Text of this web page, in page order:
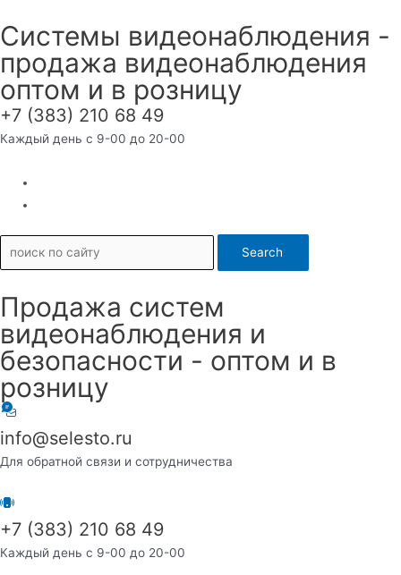
к
содержимому
Системы видеонаблюдения -
продажа видеонаблюдения
оптом и в розницу
+7 (383) 210 68 49
Каждый день с 9-00 до 20-00
Search
Продажа систем
видеонаблюдения и
безопасности - оптом и в
розницу
info@selesto.ru
Для обратной связи и сотрудничества
+7 (383) 210 68 49
Каждый день с 9-00 до 20-00